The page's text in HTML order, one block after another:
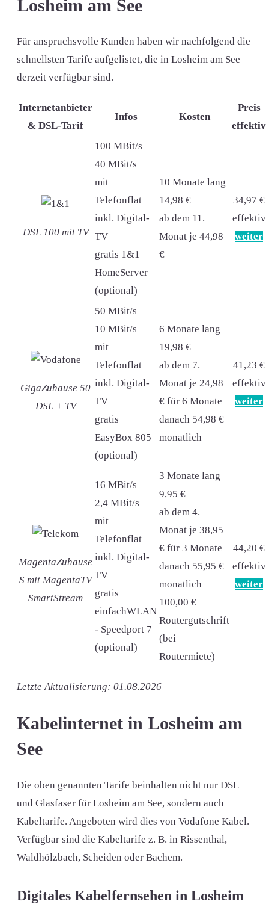
Losheim am See
Für anspruchsvolle Kunden haben wir nachfolgend die
schnellsten Tarife aufgelistet, die in Losheim am See
derzeit verfügbar sind.
Internetanbieter
& DSL-Tarif
Infos Kosten
Preis
effektiv
DSL 100 mit TV
100 MBit/s
40 MBit/s
mit
Telefonflat
inkl. Digital-
TV
gratis 1&1
HomeServer
(optional)
10 Monate lang
14,98 €
ab dem 11.
Monat je 44,98
€
34,97 €
effektiv
weiter
GigaZuhause 50
DSL + TV
50 MBit/s
10 MBit/s
mit
Telefonflat
inkl. Digital-
TV
gratis
EasyBox 805
(optional)
6 Monate lang
19,98 €
ab dem 7.
Monat je 24,98
€ für 6 Monate
danach 54,98 €
monatlich
41,23 €
effektiv
weiter
MagentaZuhause
S mit MagentaTV
SmartStream
16 MBit/s
2,4 MBit/s
mit
Telefonflat
inkl. Digital-
TV
gratis
einfachWLAN
- Speedport 7
(optional)
3 Monate lang
9,95 €
ab dem 4.
Monat je 38,95
€ für 3 Monate
danach 55,95 €
monatlich
100,00 €
Routergutschrift
(bei
Routermiete)
44,20 €
effektiv
weiter
Letzte Aktualisierung: 01.08.2026
Kabelinternet in Losheim am
See
Die oben genannten Tarife beinhalten nicht nur DSL
und Glasfaser für Losheim am See, sondern auch
Kabeltarife. Angeboten wird dies von Vodafone Kabel.
Verfügbar sind die Kabeltarife z. B. in Rissenthal,
Waldhölzbach, Scheiden oder Bachem.
Digitales Kabelfernsehen in Losheim